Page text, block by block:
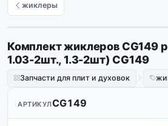
жиклеры
Комплект жиклеров CG149
1.03-2шт., 1.3-2шт) CG149
Запчасти для плит и духовок
АРТИКУЛCG149